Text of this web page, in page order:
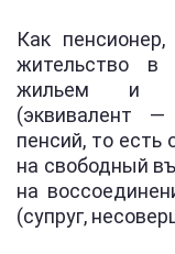
Как
жительство в
жильем и
(эквивалент
пенсий, то есть
на свободный
на
(супруг,